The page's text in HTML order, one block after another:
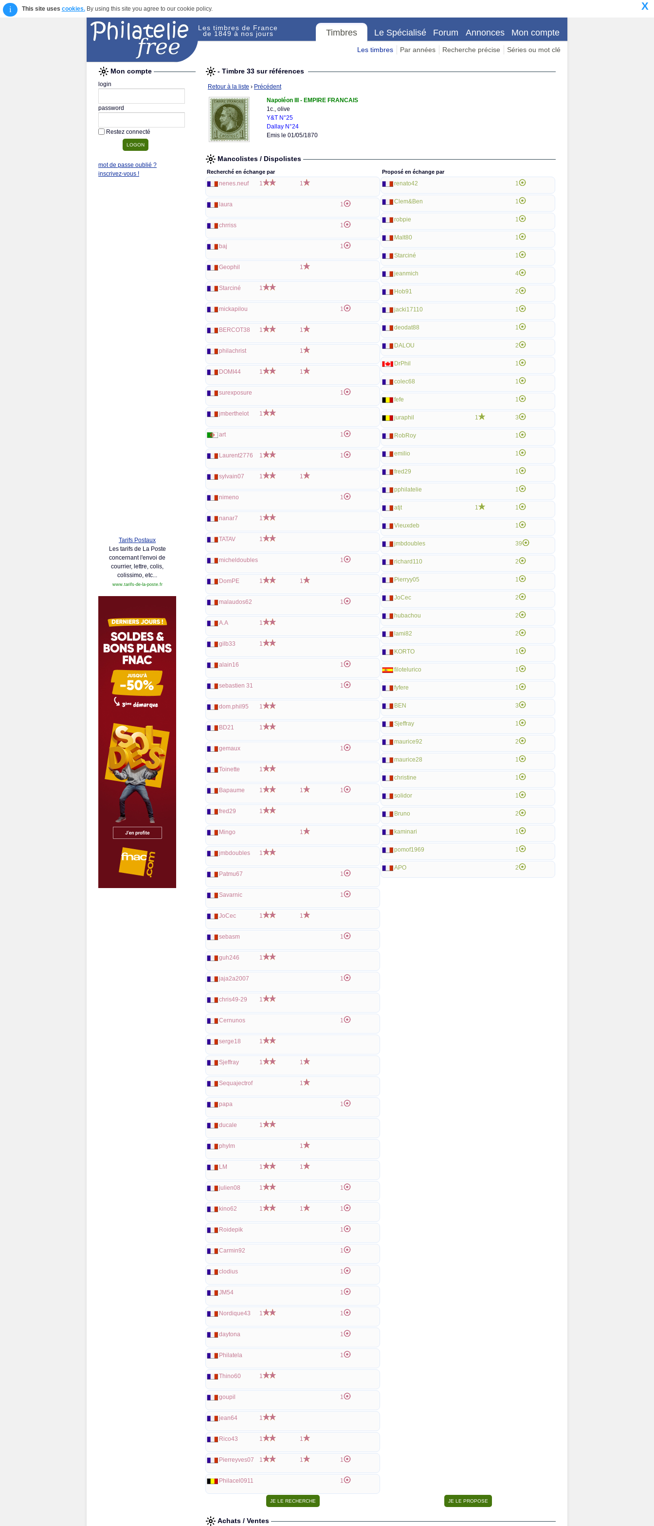
i This site uses cookies.By using this site you agree to our cookie policy. X
Les timbres de France
de 1849 à nos jours Timbres Le Spécialisé Forum Annonces Mon compte
Les timbres Par années Recherche précise Séries ou mot clé
Mon compte
login
password
Restez connecté
mot de passe oublié ?
inscrivez-vous !
Tarifs Postaux
Les tarifs de La Poste
concernant l'envoi de
courrier, lettre, colis,
colissimo, etc...
www.tarifs-de-la-poste.fr
- Timbre 33 sur références
Retour à la liste › Précédent
Napoléon III - EMPIRE FRANCAIS
1c., olive
Y&T N°25
Dallay N°24
Emis le 01/05/1870
Mancolistes / Dispolistes
Recherché en échange par
nenes.neuf 1 1
laura 1
chrriss 1
baj 1
Geophil 1
Starciné 1
mickapilou 1
BERCOT38 1 1
philachrist 1
DOMI44 1 1
surexposure 1
jmberthelot 1
art 1
Laurent2776 1 1
sylvain07 1 1
nimeno 1
nanar7 1
TATAV 1
micheldoubles 1
DomPE 1 1
malaudos62 1
A.A 1
gilb33 1
alain16 1
sebastien 31 1
dom.phil95 1
BD21 1
gemaux 1
Toinette 1
Bapaume 1 1 1
fred29 1
Mingo 1
jmbdoubles 1
Patmu67 1
Savarnic 1
JoCec 1 1
sebasm 1
guh246 1
jaja2a2007 1
chris49-29 1
Cernunos 1
serge18 1
Sjeffray 1 1
Sequajectrof 1
papa 1
ducale 1
phylm 1
LM 1 1
julien08 1 1
kino62 1 1 1
Roidepik 1
Carmin92 1
clodius 1
JM54 1
Nordique43 1 1
daytona 1
Philatela 1
Thino60 1
goupil 1
jean64 1
Rico43 1 1
Pierreyves07 1 1 1
Philacel0911 1
Proposé en échange par
renato42 1
Clem&Ben 1
robpie 1
Malt80 1
Starciné 1
jeanmich 4
Hob91 2
jacki17110 1
deodat88 1
DALOU 2
DrPhil 1
colec68 1
fefe 1
juraphil 1 3
RobRoy 1
emilio 1
fred29 1
pphilatelie 1
atjt 1 1
Vieuxdeb 1
jmbdoubles 39
richard110 2
Pierryy05 1
JoCec 2
hubachou 2
lami82 2
KORTO 1
filotelurico 1
fyfere 1
BEN 3
Sjeffray 1
maurice92 2
maurice28 1
christine 1
solidor 1
Bruno 2
kaminari 1
pomof1969 1
APO 2
Achats / Ventes